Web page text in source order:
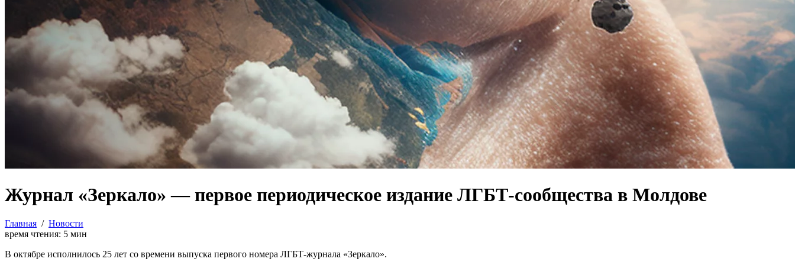
Журнал «Зеркало» — первое периодическое издание ЛГБТ-сообщества в Молдове
Главная / Новости
время чтения: 5 мин
В октябре исполнилось 25 лет со времени выпуска первого номера ЛГБТ-журнала «Зеркало».